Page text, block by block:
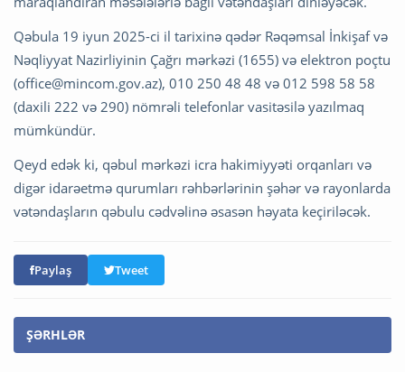
Qəbula 19 iyun 2025-ci il tarixinə qədər Rəqəmsal İnkişaf və
Nəqliyyat Nazirliyinin Çağrı mərkəzi (1655) və elektron poçtu
(office@mincom.gov.az), 010 250 48 48 və 012 598 58 58
(daxili 222 və 290) nömrəli telefonlar vasitəsilə yazılmaq
mümkündür.
Qeyd edək ki, qəbul mərkəzi icra hakimiyyəti orqanları və
digər idarəetmə qurumları rəhbərlərinin şəhər və rayonlarda
vətəndaşların qəbulu cədvəlinə əsasən həyata keçiriləcək.
Paylaş Tweet
ŞƏRHLƏR